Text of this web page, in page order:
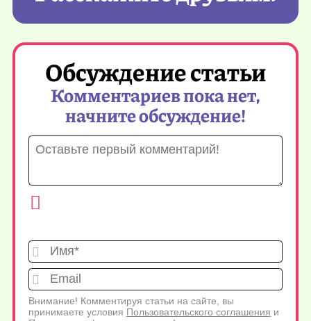
Обсуждение статьи
Комментариев пока нет,
начните обсуждение!
Имя*
Внимание! Комментируя статьи на сайте, вы
принимаете условия Пользовательского соглашения и